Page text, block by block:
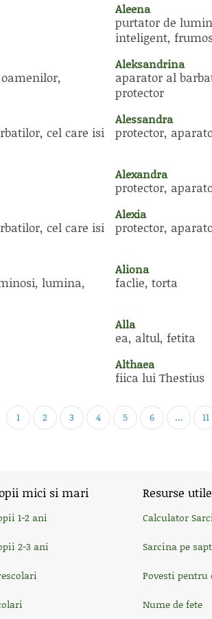
Aleena
purtator de
inteligent,
Aleksandrina
aparator al
protector
cel care isi
Alessandra
protector,
Alexandra
protector,
cel care isi
Alexia
protector,
lumina,
Aliona
faclie, torta
Alla
ea, altul, fetita
Althaea
fiica lui Thestius
1 2 3 4 5 6 ... 11
mici si mari
1-2 ani
2-3 ani
Resurse utile
Calculator
Sarcina pe
Povesti pentru
Nume de fete